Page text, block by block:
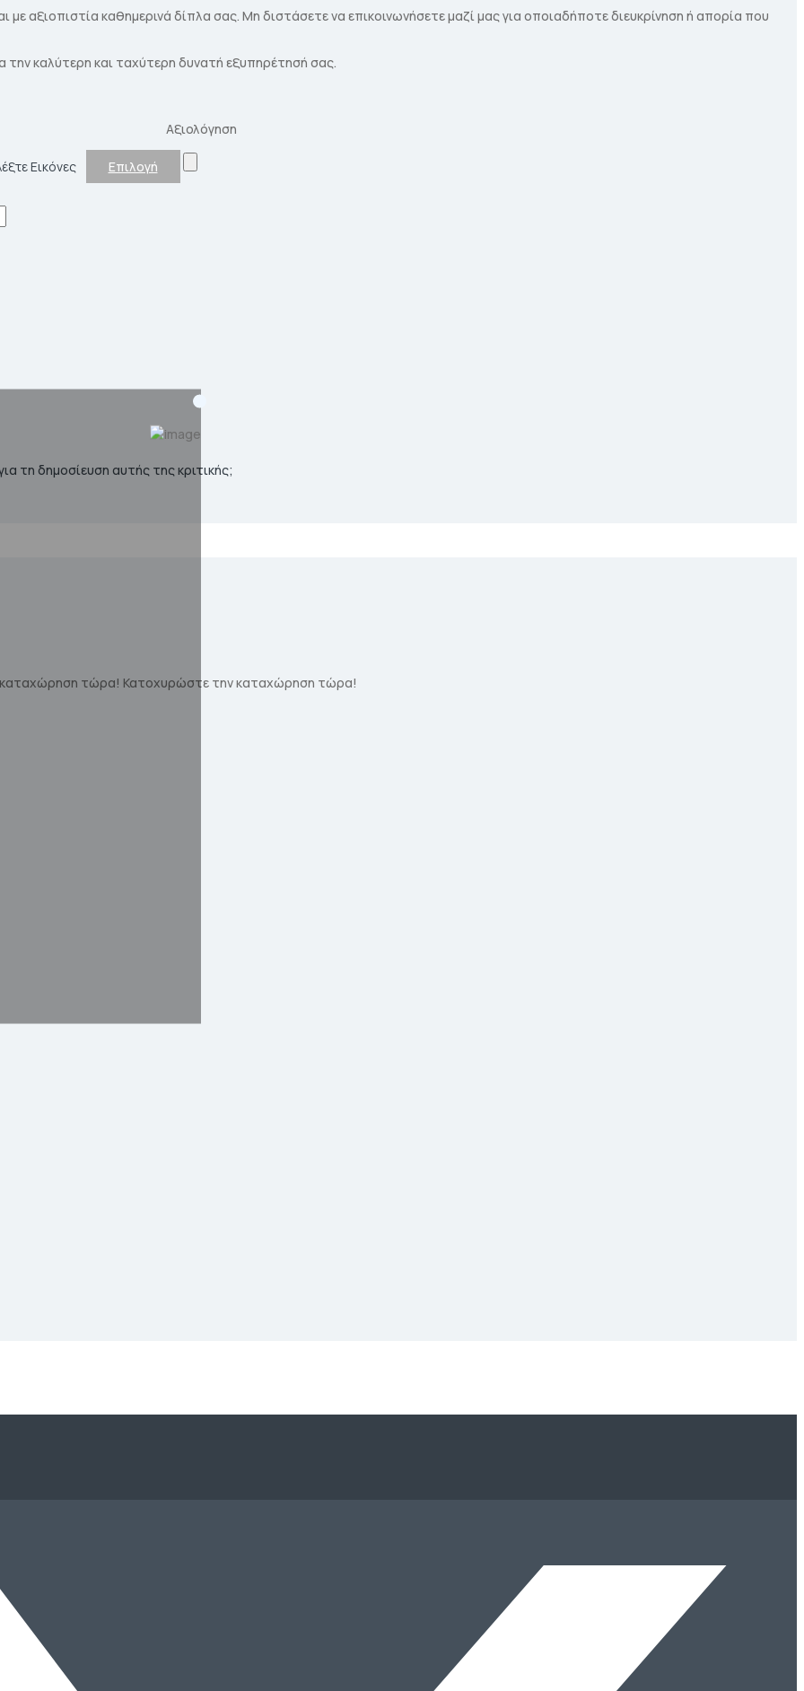
αξιοπιστία καθημερινά δίπλα σας. Μη διστάσετε να επικοινωνήσετε μαζί μας για οποιαδήποτε διευκρίνηση ή απορία που
την καλύτερη και ταχύτερη δυνατή εξυπηρέτησή σας.
Αξιολόγηση
Εικόνες Επιλογή
τη δημοσίευση αυτής της κριτικής;
τώρα! Κατοχυρώστε την καταχώρηση τώρα!